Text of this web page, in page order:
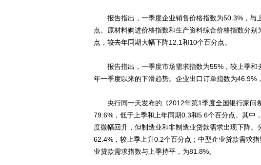
报告指出，一季度企业销售价格指数为50.3%，与
点。原材料购进价格指数和生产资料综合价格指数分
点，较去年同期大幅下降12.1和10个百分点。
报告指出，一季度市场需求指数为55%，较上季和
年一季度以来的下滑趋势。企业出口订单指数为46.9%
央行同一天发布的《2012年第1季度全国银行家问
79.6%，低于上季和上年同期0.3和5.6个百分点。其中
度微幅回升，但制造业和非制造业贷款需求出现下降
62.4%，较上季上升0.2个百分点；中型企业贷款需求
业贷款需求指数与上季持平，为81.8%。